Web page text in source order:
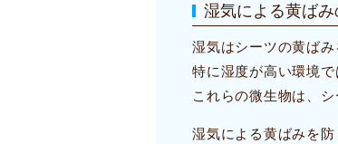
湿気による黄ば
湿気はシーツの黄ばみ
特に湿度が高い環境
これらの微生物は、
湿気による黄ばみを